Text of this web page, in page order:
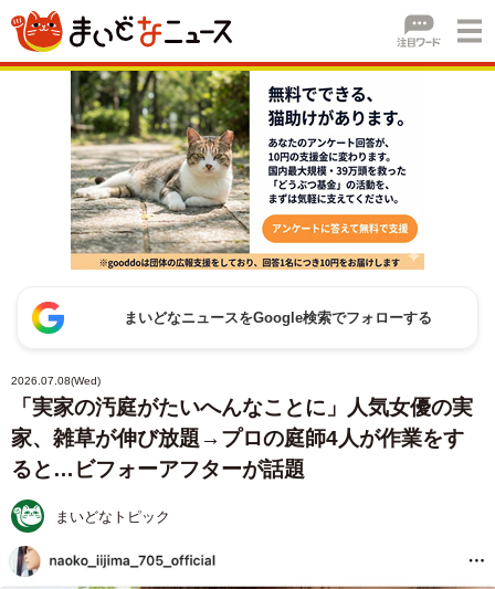
まいどなニュースをGoogle検索でフォローする
2026.07.08(Wed)
「実家の汚庭がたいへんなことに」人気女優の実
家、雑草が伸び放題→プロの庭師4人が作業をす
ると…ビフォーアフターが話題
まいどなトピック